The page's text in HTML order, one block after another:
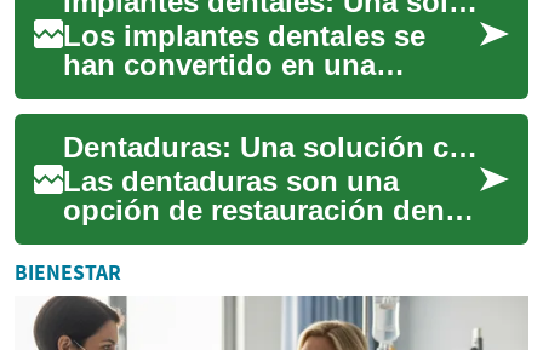
Los implantes dentales se
han convertido en una
opción cada vez más popular
para aquellos que buscan
reemplazar dient...
Dentaduras: Una solución completa para recuperar tu sonrisa
Las dentaduras son una
opción de restauración dental
que ha evolucionado
significativamente a lo largo
de los años, o...
BIENESTAR